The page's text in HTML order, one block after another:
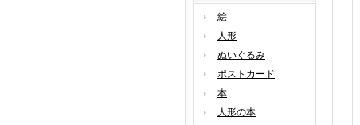
絵
人形
ぬいぐるみ
ポストカード
本
人形の本